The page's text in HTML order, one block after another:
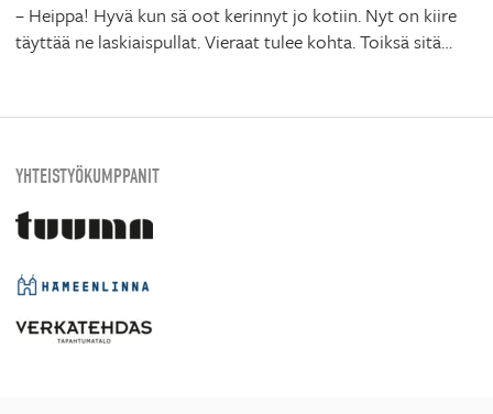
– Heippa! Hyvä kun sä oot kerinnyt jo kotiin. Nyt on kiire
täyttää ne laskiaispullat. Vieraat tulee kohta. Toiksä sitä…
YHTEISTYÖKUMPPANIT